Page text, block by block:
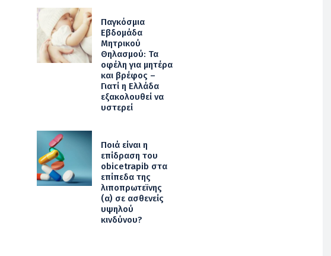
Παγκόσμια
Εβδομάδα
Μητρικού
Θηλασμού: Τα
οφέλη για μητέρα
και βρέφος –
Γιατί η Ελλάδα
εξακολουθεί να
υστερεί
Ποιά είναι η
επίδραση του
obicetrapib στα
επίπεδα της
λιποπρωτεϊνης
(α) σε ασθενείς
υψηλού
κινδύνου?